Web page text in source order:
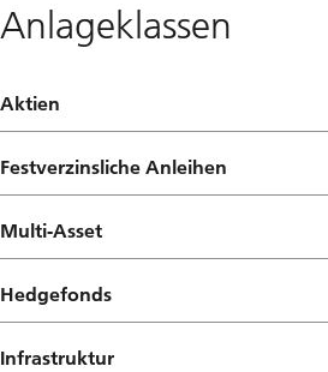
Anlageklassen
Aktien
Festverzinsliche Anleihen
Multi-Asset
Hedgefonds
Infrastruktur